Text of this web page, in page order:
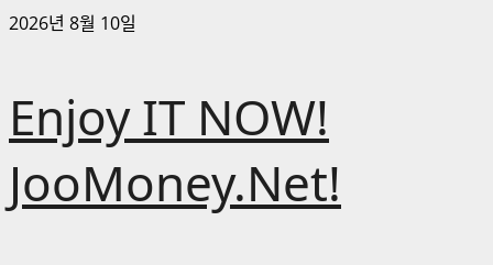
콘
로
바
기
2026년 8월 10일
Enjoy IT NOW!
JooMoney.Net!